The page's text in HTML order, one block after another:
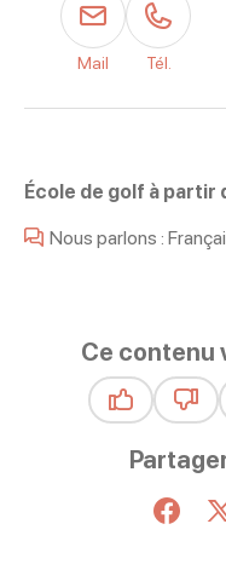
École de golf à partir
Nous parlons :
Mail Tél.
Ce contenu